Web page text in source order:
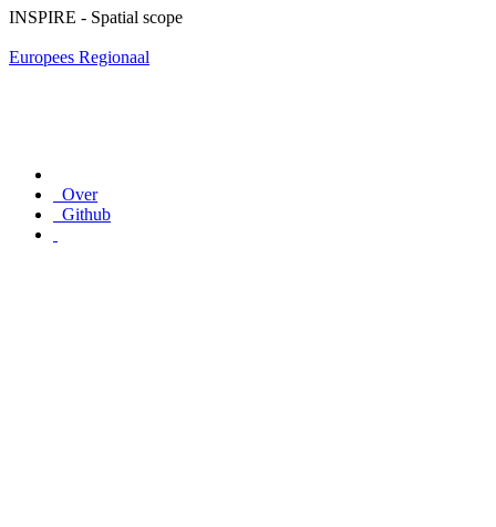
INSPIRE - Spatial scope
Europees Regionaal
Over
Github